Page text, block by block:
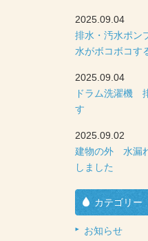
2025.09.04
排水・汚水ポ
水がボコボコ
2025.09.04
ドラム洗濯機
す
2025.09.02
建物の外 水漏
しました
カテゴリー
お知らせ